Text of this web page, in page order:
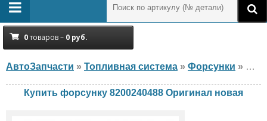
0товаров – 0 руб.
АвтоЗапчасти » Топливная система » Форсунки »
Купить форсунку 8200240488 Оригинал новая